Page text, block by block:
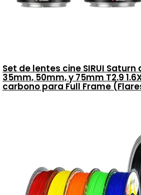
Set de lentes cine SIRUI
35mm, 50mm, y 75mm T2.9
carbono para Full Frame